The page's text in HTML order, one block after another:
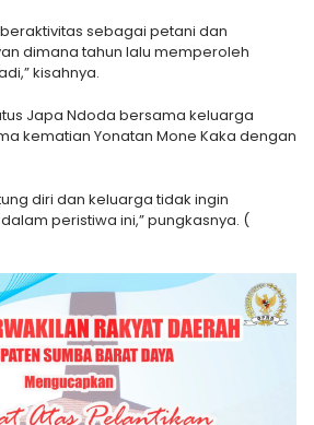
sebagai petani dan
dimana tahun lalu memperoleh
kisahnya.
Japa Ndoda bersama keluarga
kematian Yonatan Mone Kaka dengan
diri dan keluarga tidak ingin
peristiwa ini,” pungkasnya. (